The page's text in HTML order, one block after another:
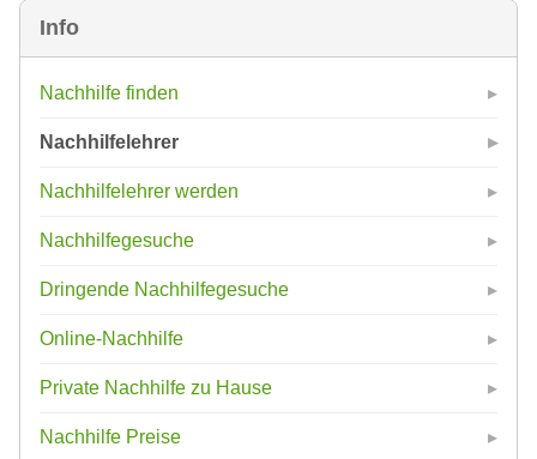
Info
Nachhilfe finden
Nachhilfelehrer
Nachhilfelehrer werden
Nachhilfegesuche
Dringende Nachhilfegesuche
Online-Nachhilfe
Private Nachhilfe zu Hause
Nachhilfe Preise